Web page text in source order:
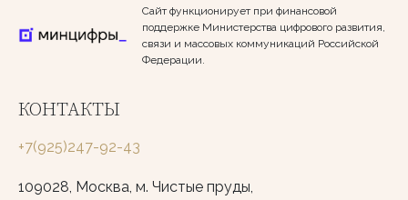
Сайт функционирует при финансовой
поддержке Министерства цифрового развития,
связи и массовых коммуникаций Российской
Федерации.
КОНТАКТЫ
+7(925)247-92-43
109028, Москва, м. Чистые пруды,